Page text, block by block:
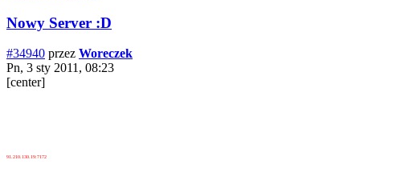
Nowy Server :D
#34940 przez Woreczek
Pn, 3 sty 2011, 08:23
[center]
91.210.130.19:7172